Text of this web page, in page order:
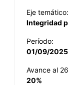
Eje temático:
Integridad
Período:
01/09/
Avance al
20%